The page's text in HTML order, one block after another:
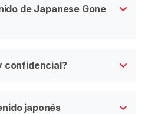
de Japanese Gone
confidencial?
japonés